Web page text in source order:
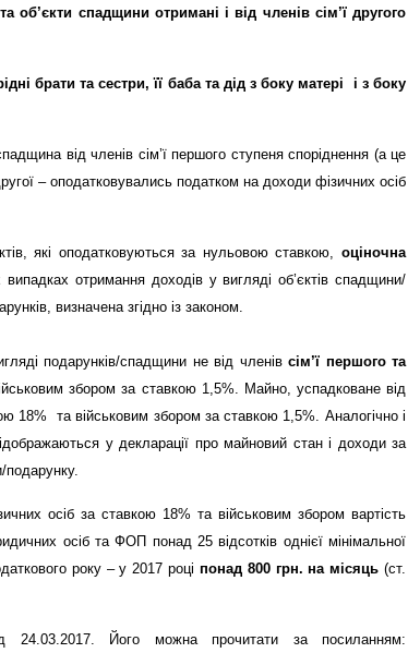
об’єкти спадщиниотримані і від членівсім’ї другого
брати та сестри, її баба та дід з боку матері
і з боку
від членів сім’ї першого ступеня споріднення (а це
– оподатковувались податком на доходи фізичних осіб
які оподатковуються за нульовою ставкою,оціночна
випадках отримання доходів у вигляді об’єктів спадщини/
визначена згідно із законом.
подарунків/спадщини не від членівсім’ї першого та
збором за ставкою 1,5%. Майно, успадковане від
18% та військовим збором за ставкою 1,5%. Аналогічно і
у декларації про майновий стан і доходи за
подарунку.
осіб за ставкою 18% та військовим збором вартість
осіб та ФОП понад 25 відсотків однієї мінімальної
року – у 2017 році понад 800 грн. на місяць(ст.
Його можна прочитати за посиланням: